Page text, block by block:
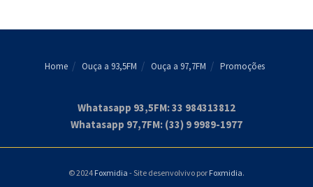
Home Ouça a 93,5FM Ouça a 97,7FM Promoções
Whatasapp 93,5FM: 33 984313812
Whatasapp 97,7FM: (33) 9 9989-1977
© 2024 Foxmidia - Site desenvolvivo por Foxmidia.